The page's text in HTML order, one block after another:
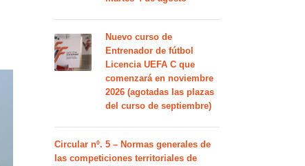
Nuevo curso de
Entrenador de fútbol
Licencia UEFA C que
comenzará en noviembre
2026 (agotadas las plazas
del curso de septiembre)
Circular nº. 5 – Normas generales de
las competiciones territoriales de